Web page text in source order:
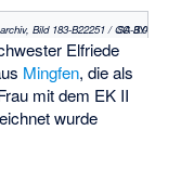
(c) Bundesarchiv, Bild 183-B22251 / CC-BY-SA 3.0
Elfriede
Mingfen, die als
mit dem EK II
wurde